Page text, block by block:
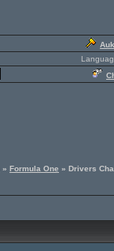
» Formula One » Drivers